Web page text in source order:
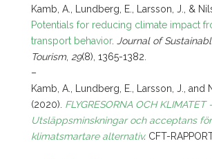
Kamb, A., Lundberg, E., Larsson, J., &
Potentials for reducing climate impact
transport behavior. Journal of
Tourism, 29(8), 1365-1382.
–
Kamb, A., Lundberg, E., Larsson, J., and
(2020). FLYGRESORNA OCH KLIMATET -
Utsläppsminskningar och acceptans för
klimatsmartare alternativ. CFT-